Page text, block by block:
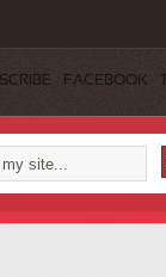
FACEBOOK